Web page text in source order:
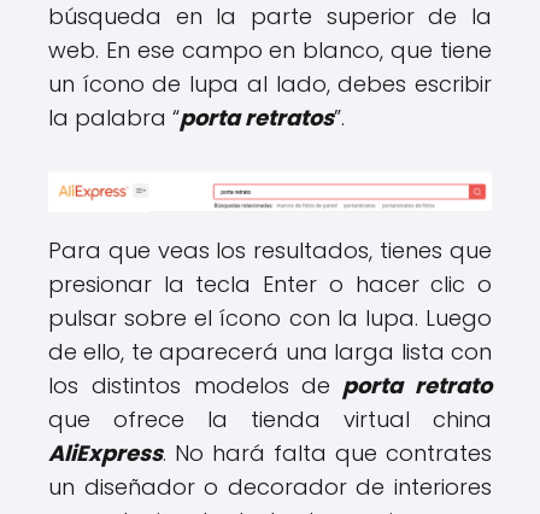
búsqueda en la parte superior de la
web. En ese campo en blanco, que tiene
un ícono de lupa al lado, debes escribir
la palabra “porta retratos”.
Para que veas los resultados, tienes que
presionar la tecla Enter o hacer clic o
pulsar sobre el ícono con la lupa. Luego
de ello, te aparecerá una larga lista con
los distintos modelos de porta retrato
que ofrece la tienda virtual china
AliExpress. No hará falta que contrates
un diseñador o decorador de interiores